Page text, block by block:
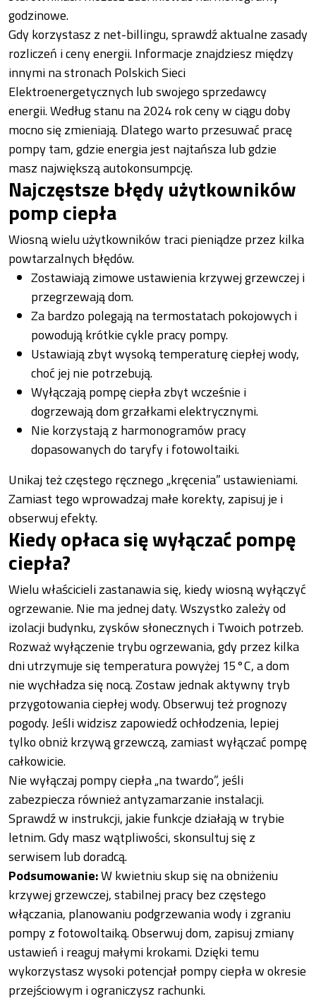
godzinowe.
Gdy korzystasz z net-billingu, sprawdź aktualne zasady
rozliczeń i ceny energii. Informacje znajdziesz między
innymi na stronach Polskich Sieci
Elektroenergetycznych lub swojego sprzedawcy
energii. Według stanu na 2024 rok ceny w ciągu doby
mocno się zmieniają. Dlatego warto przesuwać pracę
pompy tam, gdzie energia jest najtańsza lub gdzie
masz największą autokonsumpcję.
Najczęstsze błędy użytkowników
pomp ciepła
Wiosną wielu użytkowników traci pieniądze przez kilka
powtarzalnych błędów.
Zostawiają zimowe ustawienia krzywej grzewczej i
przegrzewają dom.
Za bardzo polegają na termostatach pokojowych i
powodują krótkie cykle pracy pompy.
Ustawiają zbyt wysoką temperaturę ciepłej wody,
choć jej nie potrzebują.
Wyłączają pompę ciepła zbyt wcześnie i
dogrzewają dom grzałkami elektrycznymi.
Nie korzystają z harmonogramów pracy
dopasowanych do taryfy i fotowoltaiki.
Unikaj też częstego ręcznego „kręcenia” ustawieniami.
Zamiast tego wprowadzaj małe korekty, zapisuj je i
obserwuj efekty.
Kiedy opłaca się wyłączać pompę
ciepła?
Wielu właścicieli zastanawia się, kiedy wiosną wyłączyć
ogrzewanie. Nie ma jednej daty. Wszystko zależy od
izolacji budynku, zysków słonecznych i Twoich potrzeb.
Rozważ wyłączenie trybu ogrzewania, gdy przez kilka
dni utrzymuje się temperatura powyżej 15°C, a dom
nie wychładza się nocą. Zostaw jednak aktywny tryb
przygotowania ciepłej wody. Obserwuj też prognozy
pogody. Jeśli widzisz zapowiedź ochłodzenia, lepiej
tylko obniż krzywą grzewczą, zamiast wyłączać pompę
całkowicie.
Nie wyłączaj pompy ciepła „na twardo”, jeśli
zabezpiecza również antyzamarzanie instalacji.
Sprawdź w instrukcji, jakie funkcje działają w trybie
letnim. Gdy masz wątpliwości, skonsultuj się z
serwisem lub doradcą.
Podsumowanie:W kwietniu skup się na obniżeniu
krzywej grzewczej, stabilnej pracy bez częstego
włączania, planowaniu podgrzewania wody i zgraniu
pompy z fotowoltaiką. Obserwuj dom, zapisuj zmiany
ustawień i reaguj małymi krokami. Dzięki temu
wykorzystasz wysoki potencjał pompy ciepła w okresie
przejściowym i ograniczysz rachunki.